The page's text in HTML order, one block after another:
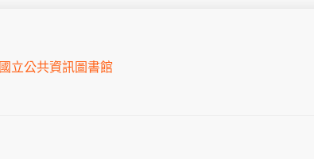
國立公共資訊圖書館